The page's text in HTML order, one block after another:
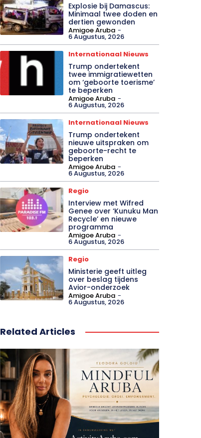
Explosie bij Damascus:
Minimaal twee doden en
dertien gewonden
Amigoe Aruba -
6 Augustus, 2026
Internationaal Nieuws
Trump ondertekent
twee immigratiewetten
om ‘geboorte toerisme’
te beperken
Amigoe Aruba -
6 Augustus, 2026
Internationaal Nieuws
Trump ondertekent
nieuwe uitspraken om
geboorte-recht te
beperken
Amigoe Aruba -
6 Augustus, 2026
Regio
Interview met Wifred
Genee over ‘Kunuku Man
Recycle’ en nieuwe
programma
Amigoe Aruba -
6 Augustus, 2026
Regio
Ministerie geeft uitleg
over beslag tijdens
Avior-onderzoek
Amigoe Aruba -
6 Augustus, 2026
Related Articles